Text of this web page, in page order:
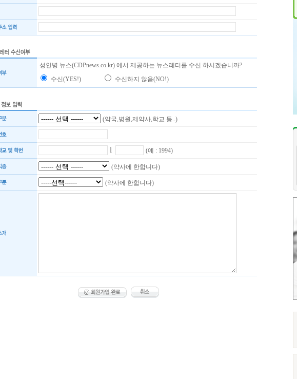
성인병 뉴스(CDPnews.co.kr) 에서 제공하는 뉴스레터를 수신 하시겠습니까?
수신(YES!)
수신하지 않음(NO!)
(약국,병원,제약사,학교 등..)
l (예 : 1994)
(약사에 한합니다)
(약사에 한합니다)